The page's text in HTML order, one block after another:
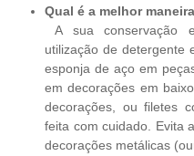
Qual é a melhor
A sua conservação
utilização de detergente
esponja de aço em
em decorações em
decorações, ou filetes
feita com cuidado. Evita
decorações metálicas